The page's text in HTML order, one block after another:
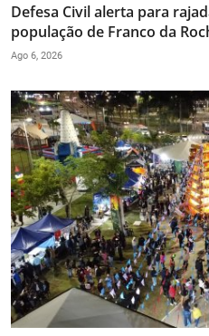
Defesa Civil alerta para
população de Franco da
Ago 6, 2026